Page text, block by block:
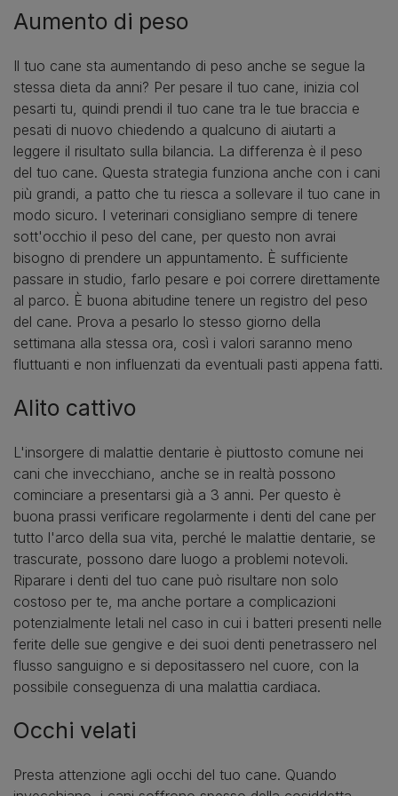
Aumento di peso
Il tuo cane sta aumentando di peso anche se segue la
stessa dieta da anni? Per pesare il tuo cane, inizia col
pesarti tu, quindi prendi il tuo cane tra le tue braccia e
pesati di nuovo chiedendo a qualcuno di aiutarti a
leggere il risultato sulla bilancia. La differenza è il peso
del tuo cane. Questa strategia funziona anche con i cani
più grandi, a patto che tu riesca a sollevare il tuo cane in
modo sicuro. I veterinari consigliano sempre di tenere
sott'occhio il peso del cane, per questo non avrai
bisogno di prendere un appuntamento. È sufficiente
passare in studio, farlo pesare e poi correre direttamente
al parco. È buona abitudine tenere un registro del peso
del cane. Prova a pesarlo lo stesso giorno della
settimana alla stessa ora, così i valori saranno meno
fluttuanti e non influenzati da eventuali pasti appena fatti.
Alito cattivo
L'insorgere di malattie dentarie è piuttosto comune nei
cani che invecchiano, anche se in realtà possono
cominciare a presentarsi già a 3 anni. Per questo è
buona prassi verificare regolarmente i denti del cane per
tutto l'arco della sua vita, perché le malattie dentarie, se
trascurate, possono dare luogo a problemi notevoli.
Riparare i denti del tuo cane può risultare non solo
costoso per te, ma anche portare a complicazioni
potenzialmente letali nel caso in cui i batteri presenti nelle
ferite delle sue gengive e dei suoi denti penetrassero nel
flusso sanguigno e si depositassero nel cuore, con la
possibile conseguenza di una malattia cardiaca.
Occhi velati
Presta attenzione agli occhi del tuo cane. Quando